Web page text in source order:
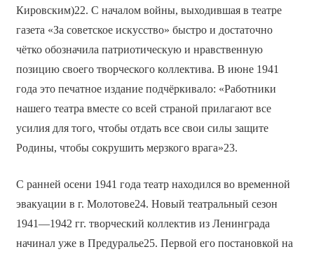
Кировским)22. С началом войны, выходившая в театре
газета «За советское искусство» быстро и достаточно
чётко обозначила патриотическую и нравственную
позицию своего творческого коллектива. В июне 1941
года это печатное издание подчёркивало: «Работники
нашего театра вместе со всей страной прилагают все
усилия для того, чтобы отдать все свои силы защите
Родины, чтобы сокрушить мерзкого врага»23.
С ранней осени 1941 года театр находился во временной
эвакуации в г. Молотове24. Новый театральный сезон
1941—1942 гг. творческий коллектив из Ленинграда
начинал уже в Предуралье25. Первой его постановкой на